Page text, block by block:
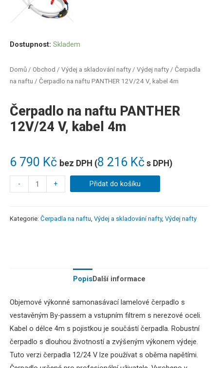
Domů / Obchod / Výdej a skladování nafty / Výdej nafty / Čerpadla
na naftu / Čerpadlo na naftu PANTHER 12V/24 V, kabel 4m
Čerpadlo na naftu PANTHER
12V/24 V, kabel 4m
6 790 Kč bez DPH (8 216 Kč s DPH)
Dostupnost: Skladem
- + Přidat do košíku
Kategorie: Čerpadla na naftu Výdej a skladování nafty, Výdej nafty
PopisDalší informace
Objemové výkonné samonasávací lamelové čerpadlo s
vestavěným By-passem a vstupním filtrem s nerezové oceli.
Kabel o délce 4m s pojistkou je součástí čerpadla. Robustní
čerpadlo s dlouhou životností a zvýšeným výkonem výdeje.
Tuto verzi čerpadla 12/24 V lze používat s oběma napětími.